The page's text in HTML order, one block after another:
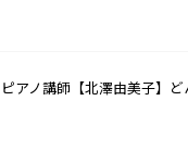
ピアノ講師【北澤由美子】ど